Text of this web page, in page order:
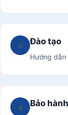
5 Đào tạo
Hướng dẫn
6 Bảo